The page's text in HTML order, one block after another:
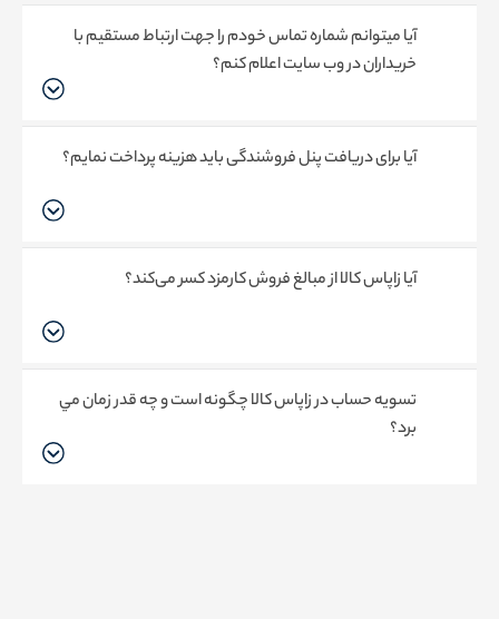
آيا ميتوانم شماره تماس خودم را جهت ارتباط مستقيم با
خريداران در وب سايت اعلام كنم؟
آيا برای دريافت پنل فروشندگی بايد هزينه پرداخت نمايم؟
آيا زاپاس کالا از مبالغ فروش كارمزد كسر می‌كند؟
تسويه حساب در زاپاس کالا چگونه است و چه قدر زمان مي
برد؟